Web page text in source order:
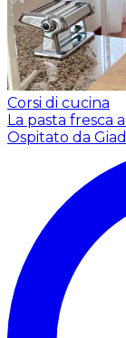
Corsi di cucina
La pasta fresca
Ospitato da